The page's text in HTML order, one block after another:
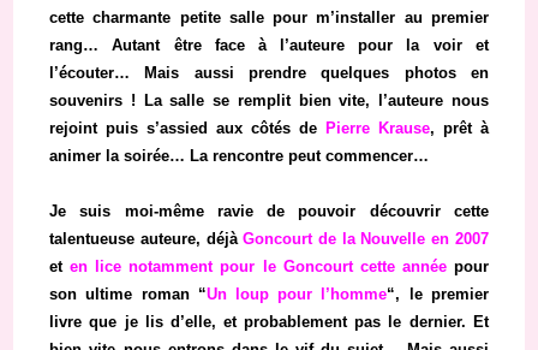
cette charmante petite salle pour m’installer au premier
rang… Autant être face à l’auteure pour la voir et
l’écouter… Mais aussi prendre quelques photos en
souvenirs ! La salle se remplit bien vite, l’auteure nous
rejoint puis s’assied aux côtés de Pierre Krause, prêt à
animer la soirée… La rencontre peut commencer…
Je suis moi-même ravie de pouvoir découvrir cette
talentueuse auteure, déjàGoncourt de la Nouvelle en 2007
eten lice notamment pour le Goncourt cette annéepour
son ultime roman “Un loup pour l’homme“, le premier
livre que je lis d’elle, et probablement pas le dernier. Et